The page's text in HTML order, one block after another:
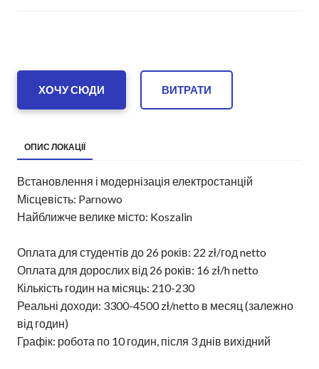
ХОЧУ СЮДИ ВИТРАТИ
ОПИС ЛОКАЦІЇ
Встановлення і модернізація електростанцій
Місцевість: Parnowo
Найближче велике місто: Koszalin
Оплата для студентів до 26 років: 22 zł/год netto
Оплата для дорослих від 26 років: 16 zł/h netto
Кількість годин на місяць: 210-230
Реальні доходи: 3300-4500 zł/netto в месяц (залежно
від годин)
Графік: робота по 10 годин, після 3 днів вихідний